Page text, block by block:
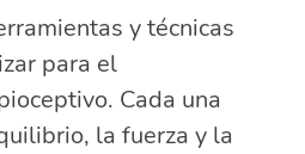
y técnicas
para el
Cada una
la fuerza y la